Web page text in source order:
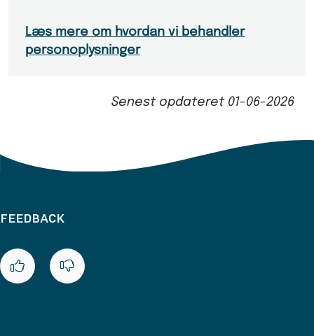
Læs mere om hvordan vi behandler
personoplysninger
Senest opdateret 01-06-2026
FEEDBACK